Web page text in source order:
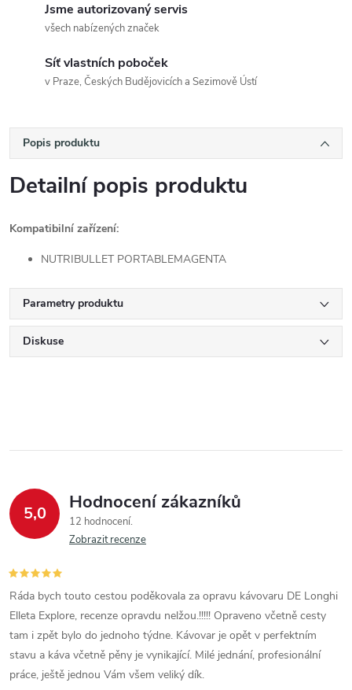
Jsme autorizovaný servis
všech nabízených značek
Síť vlastních poboček
v Praze, Českých Budějovicích a Sezimově Ústí
Popis produktu
Detailní popis produktu
Kompatibilní zařízení:
NUTRIBULLET PORTABLEMAGENTA
Parametry produktu
Diskuse
5,0 Hodnocení zákazníků
12 hodnocení
Zobrazit recenze
Ráda bych touto cestou poděkovala za opravu kávovaru DE Longhi
Elleta Explore, recenze opravdu nelžou.!!!!! Opraveno včetně cesty
tam i zpět bylo do jednoho týdne. Kávovar je opět v perfektním
stavu a káva včetně pěny je vynikající. Milé jednání, profesionální
práce, ještě jednou Vám všem veliký dík.